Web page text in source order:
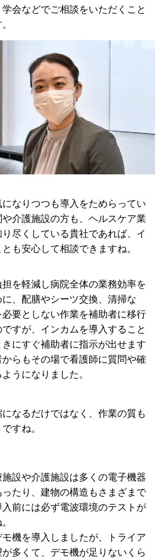
会などでご相談をいただくこと
になりつつも導入をためらってい
や介護施設の方も、ヘルスケア業
尽くしている貴社であれば、イ
も安心して相談できますね。
を軽減し病院全体の業務効率を
に、配膳やシーツ交換、清掃な
必要としない作業を補助者に移行
ですが、インカムを導入すること
きにすぐ補助者に指示が出せます
からもその場で看護師に質問や確
うになりました。
なるだけではなく、作業の質も
すね。
施設や介護施設は多くの電子機器
ったり、建物の構造もさまざまで
前には必ず電波環境のテストが
モ機を導入しましたが、トライア
が多くて、デモ機が足りないくら